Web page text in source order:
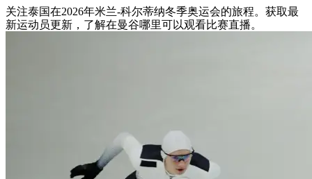
关注泰国在2026年米兰-科尔蒂纳冬季奥运会的旅程。获取最
新运动员更新，了解在曼谷哪里可以观看比赛直播。